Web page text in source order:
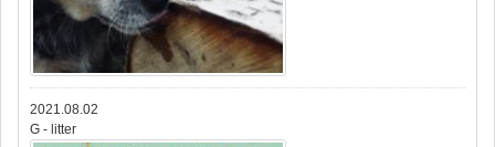
2021.08.02
G - litter